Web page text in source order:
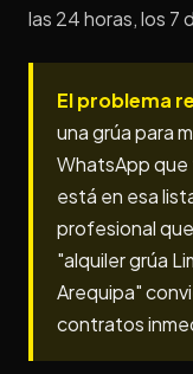
las 24 horas, los 7
El problema
una grúa para
WhatsApp
está en esa
profesional
"alquiler grúa
Arequipa"
contratos